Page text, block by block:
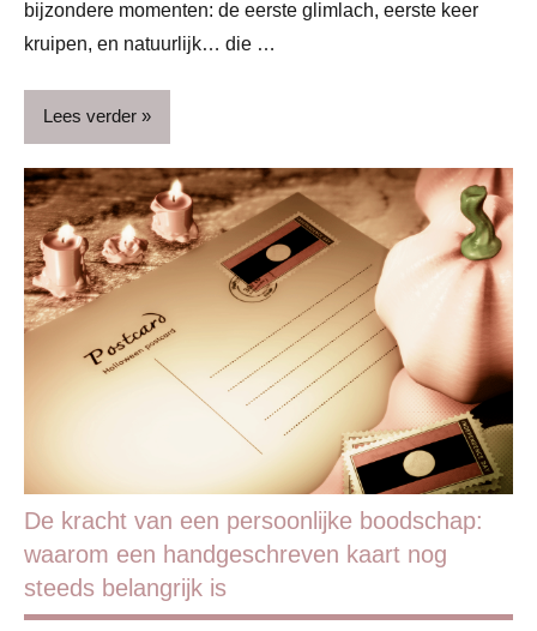
bijzondere momenten: de eerste glimlach, eerste keer
kruipen, en natuurlijk… die …
Lees verder
ADV
Baby
Babyproducten
Blog
De kracht van een persoonlijke boodschap:
waarom een handgeschreven kaart nog
steeds belangrijk is